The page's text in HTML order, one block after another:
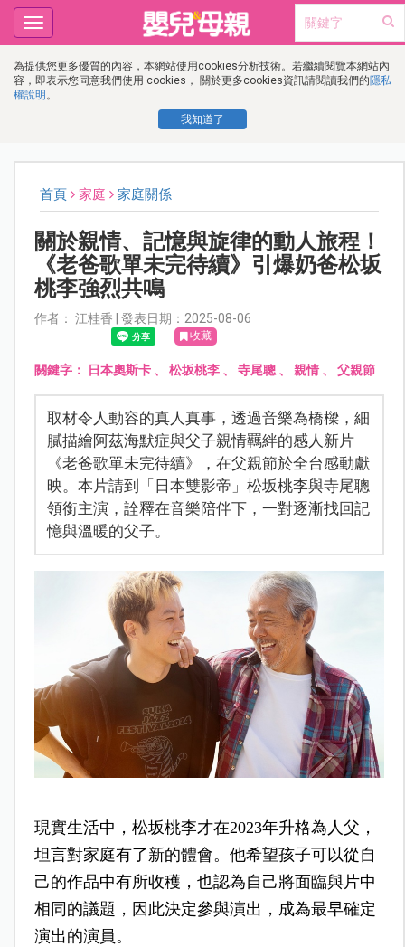
為提供您更多優質的內容，本網站使用cookies分析技術。若繼續閱覽本網站內
容，即表示您同意我們使用 cookies， 關於更多cookies資訊請閱讀我們的隱私
權說明 。
我知道了
Toggle
navigation
首頁 家庭 家庭關係
關於親情、記憶與旋律的動人旅程！
《老爸歌單未完待續》引爆奶爸松坂
桃李強烈共鳴
作者： 江桂香 | 發表日期：2025-08-06
收藏
關鍵字： 日本奧斯卡、 松坂桃李、 寺尾聰、 親情、 父親節
取材令人動容的真人真事，透過音樂為橋樑，細
膩描繪阿茲海默症與父子親情羈絆的感人新片
《老爸歌單未完待續》，在父親節於全台感動獻
映。本片請到「日本雙影帝」松坂桃李與寺尾聰
領銜主演，詮釋在音樂陪伴下，一對逐漸找回記
憶與溫暖的父子。
現實生活中，松坂桃李才在2023年升格為人父，
坦言對家庭有了新的體會。他希望孩子可以從自
己的作品中有所收穫，也認為自己將面臨與片中
相同的議題，因此決定參與演出，成為最早確定
演出的演員。